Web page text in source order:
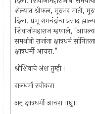
शेल्यात श्रीफल, मूठभर माती,
दिला. प्रभू रामचंद्रांचा प्रसाद
शिवाजीमहाराज म्हणाले,
समर्थांनी राजांना क्षात्रधर्म
क्षात्रधर्मी आचरा."
श्रीशिवाचे अंश तुम्ही ।
राजधर्मा स्वीकरा
अन् क्षात्रधर्मी आचरा ॥ध्रु॥